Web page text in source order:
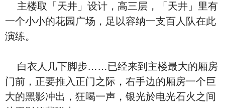
主楼取「天井」设计，高三层，「天井」里有
一个小小的花园广场，足以容纳一支百人队在此
演练。
白衣人几下脚步……已经来到主楼最大的厢房
门前，正要推入正门之际，右手边的厢房一个巨
大的黑影冲出，狂喝一声，银光於电光石火之间